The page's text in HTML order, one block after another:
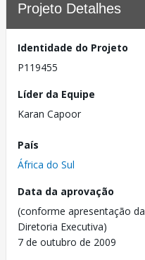
Projeto Detalhes
Identidade do Projeto
P119455
Líder da Equipe
Karan Capoor
País
África do Sul
Data da aprovação
(conforme apresentação da
Diretoria Executiva)
7 de outubro de 2009